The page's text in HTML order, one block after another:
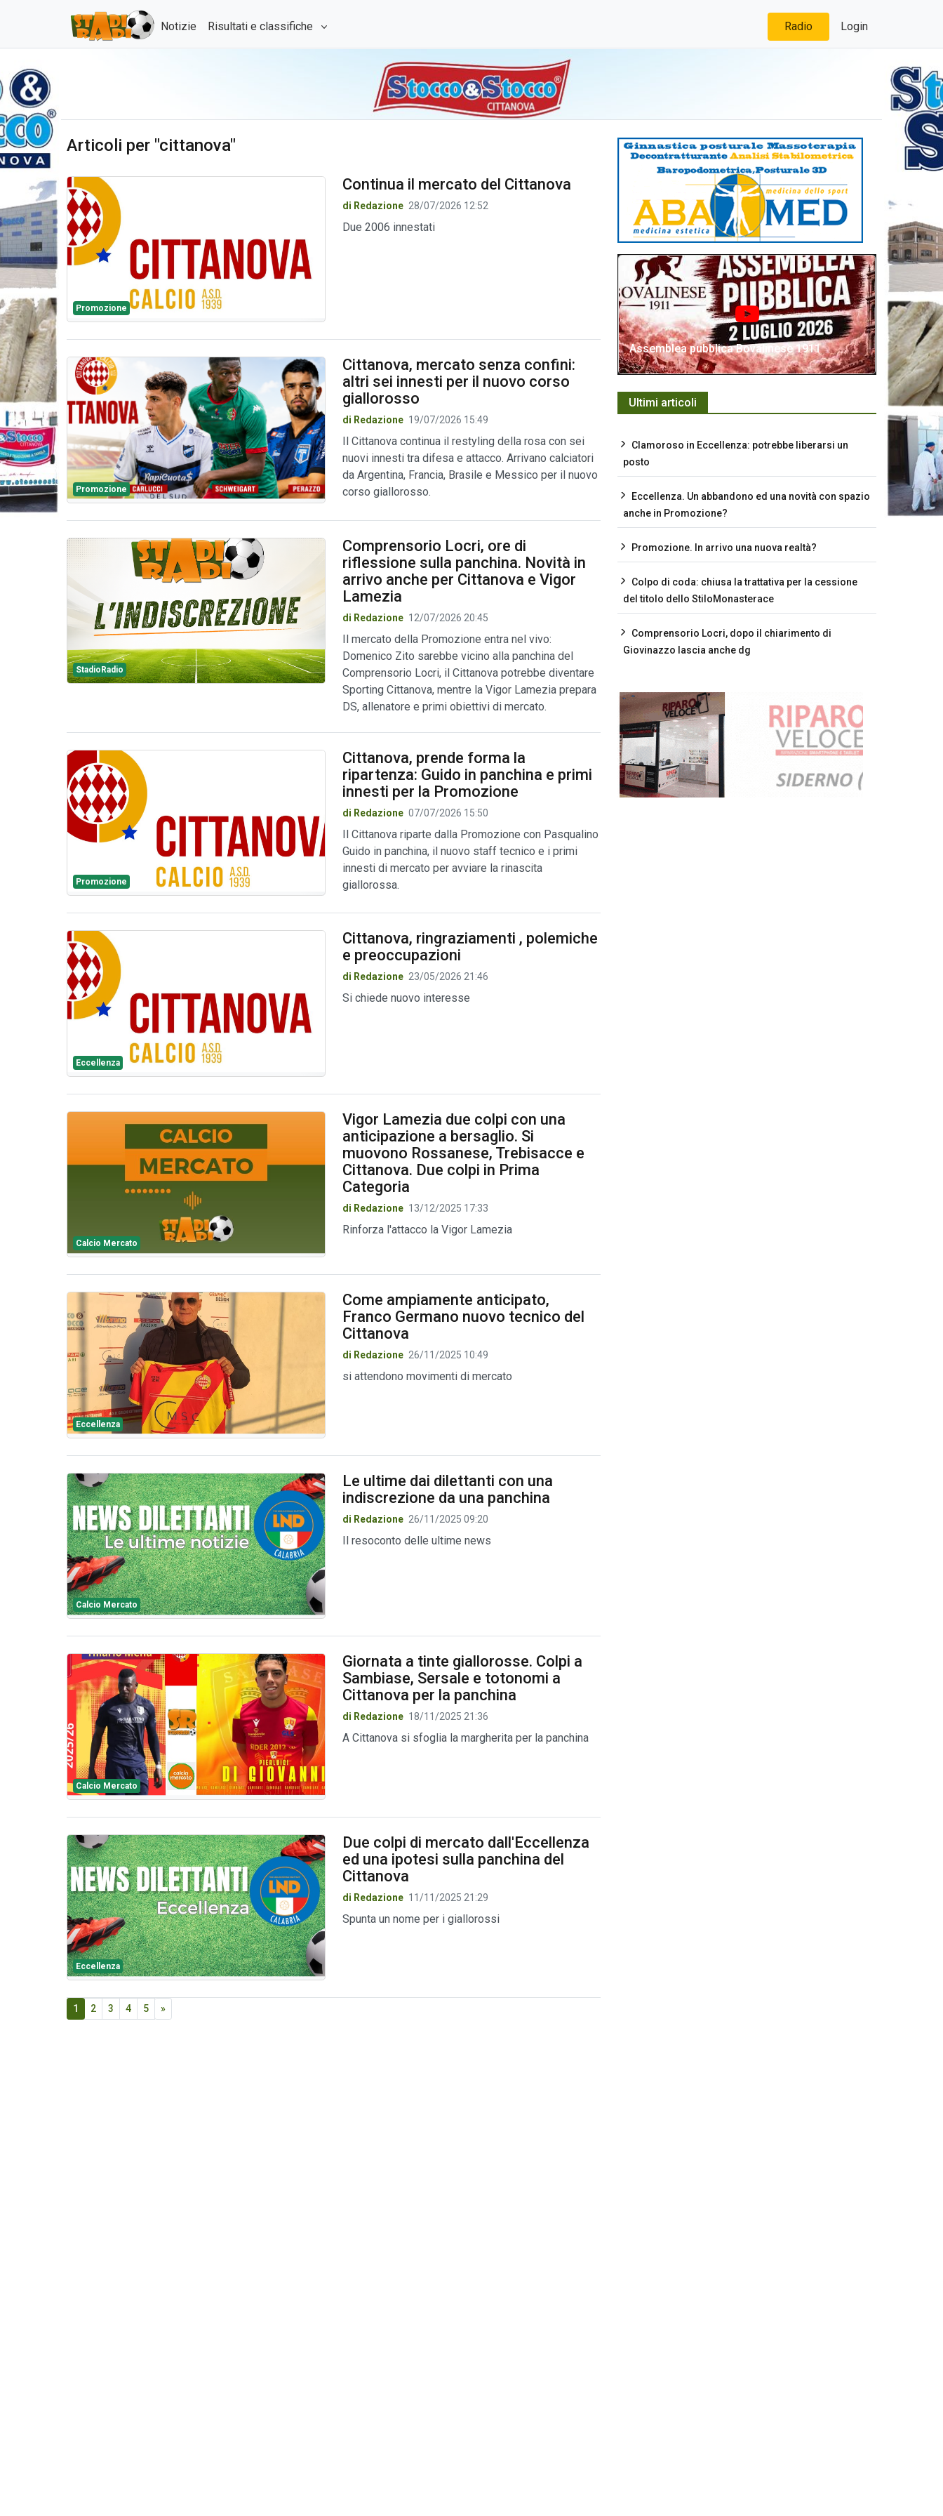
Notizie Risultati e classifiche Radio Login
Articoli per "cittanova"
Promozione
Continua il mercato del Cittanova
di Redazione 28/07/2026 12:52
Due 2006 innestati
Promozione
Cittanova, mercato senza confini:
altri sei innesti per il nuovo corso
giallorosso
di Redazione 19/07/2026 15:49
Il Cittanova continua il restyling della rosa con sei
nuovi innesti tra difesa e attacco. Arrivano calciatori
da Argentina, Francia, Brasile e Messico per il nuovo
corso giallorosso.
StadioRadio
Comprensorio Locri, ore di
riflessione sulla panchina. Novità in
arrivo anche per Cittanova e Vigor
Lamezia
di Redazione 12/07/2026 20:45
Il mercato della Promozione entra nel vivo:
Domenico Zito sarebbe vicino alla panchina del
Comprensorio Locri, il Cittanova potrebbe diventare
Sporting Cittanova, mentre la Vigor Lamezia prepara
DS, allenatore e primi obiettivi di mercato.
Promozione
Cittanova, prende forma la
ripartenza: Guido in panchina e primi
innesti per la Promozione
di Redazione 07/07/2026 15:50
Il Cittanova riparte dalla Promozione con Pasqualino
Guido in panchina, il nuovo staff tecnico e i primi
innesti di mercato per avviare la rinascita
giallorossa.
Eccellenza
Cittanova, ringraziamenti , polemiche
e preoccupazioni
di Redazione 23/05/2026 21:46
Si chiede nuovo interesse
Calcio Mercato
Vigor Lamezia due colpi con una
anticipazione a bersaglio. Si
muovono Rossanese, Trebisacce e
Cittanova. Due colpi in Prima
Categoria
di Redazione 13/12/2025 17:33
Rinforza l'attacco la Vigor Lamezia
Eccellenza
Come ampiamente anticipato,
Franco Germano nuovo tecnico del
Cittanova
di Redazione 26/11/2025 10:49
si attendono movimenti di mercato
Calcio Mercato
Le ultime dai dilettanti con una
indiscrezione da una panchina
di Redazione 26/11/2025 09:20
Il resoconto delle ultime news
Calcio Mercato
Giornata a tinte giallorosse. Colpi a
Sambiase, Sersale e totonomi a
Cittanova per la panchina
di Redazione 18/11/2025 21:36
A Cittanova si sfoglia la margherita per la panchina
Eccellenza
Due colpi di mercato dall'Eccellenza
ed una ipotesi sulla panchina del
Cittanova
di Redazione 11/11/2025 21:29
Spunta un nome per i giallorossi
1 2 3 4 5 »
Assemblea pubblica Bovalinese 1911
Ultimi articoli
Clamoroso in Eccellenza: potrebbe liberarsi un
posto
Eccellenza. Un abbandono ed una novità con spazio
anche in Promozione?
Promozione. In arrivo una nuova realtà?
Colpo di coda: chiusa la trattativa per la cessione
del titolo dello StiloMonasterace
Comprensorio Locri, dopo il chiarimento di
Giovinazzo lascia anche dg